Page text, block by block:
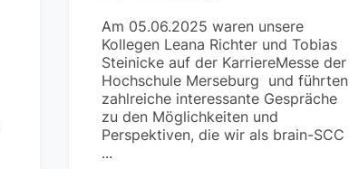
Am 05.06.2025 waren unsere
Kollegen Leana Richter und Tobias
Steinicke auf der KarriereMesse der
Hochschule Merseburg und führten
zahlreiche interessante Gespräche
zu den Möglichkeiten und
Perspektiven, die wir als brain-SCC
...